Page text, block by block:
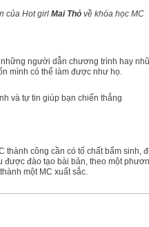
của Hot girl Mai Thỏ về khóa học MC
người dẫn chương trình hay
mình có thể làm được như họ.
thành công cần có tố chất bẩm sinh,
được đào tạo bài bản, theo một
một MC xuất sắc.